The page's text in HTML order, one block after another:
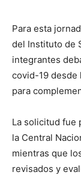
Para esta
del Instituto de
integrantes
covid-19 desde
para
La solicitud fue
la Central
mientras que
revisados y